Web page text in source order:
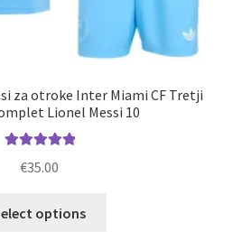
za otroke Inter Miami CF Tretji
Lionel Messi 10
€35.00
options